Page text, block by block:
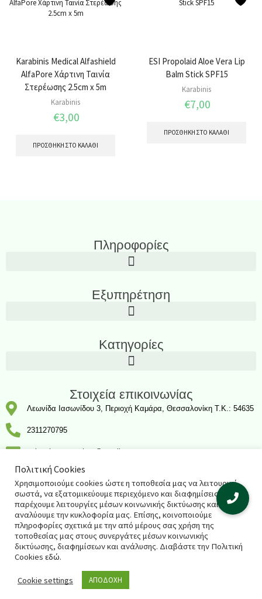
Karabinis Medical Alfashield
AlfaPore Χάρτινη Ταινία
Στερέωσης 2.5cm x 5m
Karabinis
€3,00
ΠΡΟΣΘΉΚΗ ΣΤΟ ΚΑΛΆΘΙ
ESI Propolaid Aloe Vera Lip
Balm Stick SPF15
Karabinis
€7,00
ΠΡΟΣΘΉΚΗ ΣΤΟ ΚΑΛΆΘΙ
Πληροφορίες
Εξυπηρέτηση
Κατηγορίες
Στοιχεία επικοινωνίας
Λεωνίδα Ιασωνίδου 3, Περιοχή Καμάρα, Θεσσαλονίκη T.K.: 54635
2311270795
salespharmacyshop@gmail.com
© 2021 salespharmacy.gr – Σχεδιασμός & κατασκευή
ιστοσελίδαςRespect Web
Πολιτική Cookies
Χρησιμοποιούμε cookies ώστε η τοποθεσία μας να λειτουργεί
σωστά, να εξατομικεύουμε περιεχόμενο και διαφημίσεις, να
παρέχουμε λειτουργίες μέσων κοινωνικής δικτύωσης και να
αναλύουμε την κυκλοφορία μας. Επίσης, κοινοποιούμε
πληροφορίες σχετικά με την από μέρους σας χρήση της
τοποθεσίας μας στους συνεργάτες μέσων κοινωνικής
δικτύωσης, διαφημίσεων και ανάλυσης. Διαβάστε την Πολιτική
Cookies εδώ.
Cookie settings ΑΠΟΔΟΧΗ